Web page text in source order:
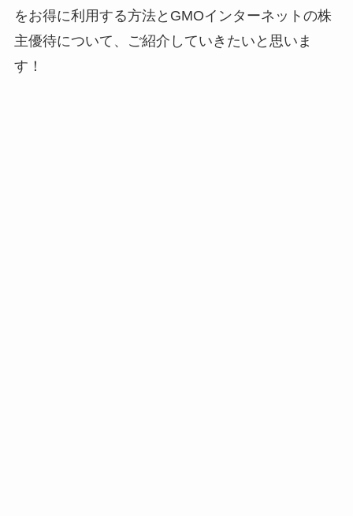
をお得に利用する方法とGMOインターネットの株
主優待について、ご紹介していきたいと思いま
す！